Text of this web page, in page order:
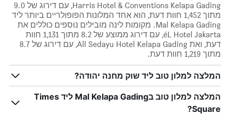
Harris Hotel & Conventions Kelapa Gading, עם דירוג של 9.0
מתוך 1,452 חוות דעת, הוא אחד המלונות הפופולריים ביותר ליד
Mal Kelapa Gading. מקומות לינה מובילים נוספים כוללים את
éL Hotel Jakarta, עם דירוג ממוצע של 8.2 מתוך 1,131 חוות
דעת, ואת All Sedayu Hotel Kelapa Gading, עם דירוג של 8.7
מתוך 1,219 חוות דעת.
המלצה למלון טוב ליד שוק מחנה יהודה?
המלצה למלון טוב בMal Kelapa Gading ליד Times
Square?